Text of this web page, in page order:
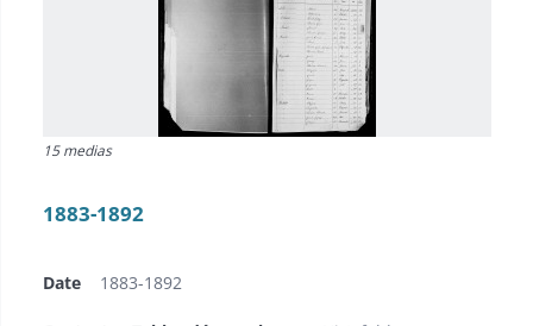
15 medias
1883-1892
Date 1883-1892